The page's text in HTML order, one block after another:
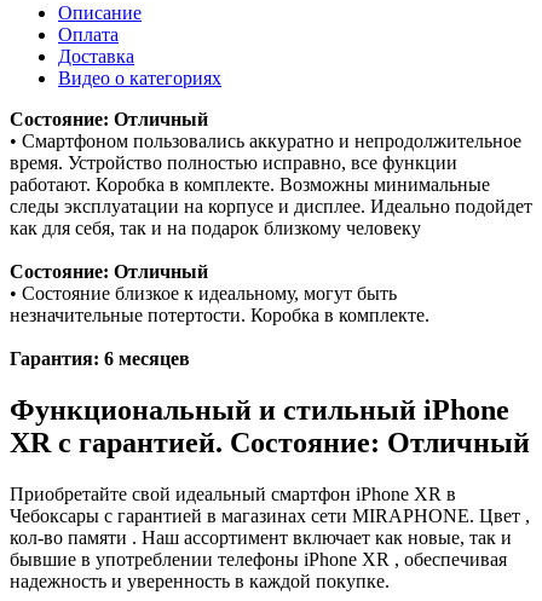
Описание
Оплата
Доставка
Видео о категориях
Состояние: Отличный
• Смартфоном пользовались аккуратно и непродолжительное
время. Устройство полностью исправно, все функции
работают. Коробка в комплекте. Возможны минимальные
следы эксплуатации на корпусе и дисплее. Идеально подойдет
как для себя, так и на подарок близкому человеку
Состояние: Отличный
• Состояние близкое к идеальному, могут быть
незначительные потертости. Коробка в комплекте.
Гарантия: 6 месяцев
Функциональный и стильный iPhone
XR с гарантией. Состояние: Отличный
Приобретайте свой идеальный смартфон iPhone XR в
Чебоксары с гарантией в магазинах сети MIRAPHONE. Цвет ,
кол-во памяти . Наш ассортимент включает как новые, так и
бывшие в употреблении телефоны iPhone XR , обеспечивая
надежность и уверенность в каждой покупке.